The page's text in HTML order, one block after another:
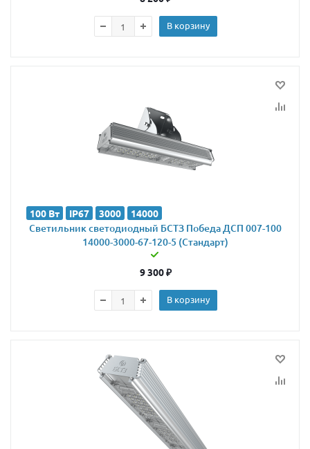
В корзину
100 Вт IP67 3000 14000
Светильник светодиодный БСТЗ Победа ДСП 007-100
14000-3000-67-120-5 (Стандарт)
9 300₽
В корзину